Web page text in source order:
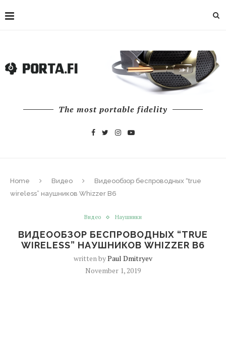
The most portable fidelity
Home Видео
Видеообзор беспроводных “true
wireless” наушников Whizzer B6
Видео Наушники
ВИДЕООБЗОР БЕСПРОВОДНЫХ “TRUE
WIRELESS” НАУШНИКОВ WHIZZER B6
written byPaul Dmitryev
November 1, 2019